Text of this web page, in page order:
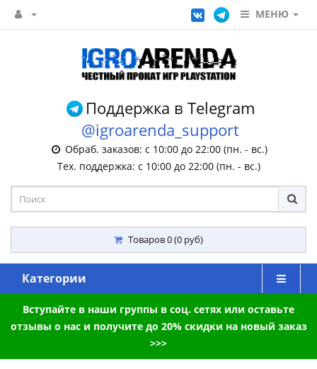
МЕНЮ
Поддержка в Telegram
@igroarenda_support
Обраб. заказов: с 10:00 до 22:00 (пн. - вс.)
Тех. поддержка: с 10:00 до 22:00 (пн. - вс.)
Товаров 0 (0 руб)
Категории
Вступайте в наши группы в соц. сетях или оставьте
отзывы о нас и получите до 20% скидки на новый заказ
>>>